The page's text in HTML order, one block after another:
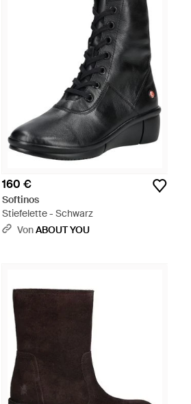
160 €
Softinos
Stiefelette - Schwarz
VonABOUT YOU